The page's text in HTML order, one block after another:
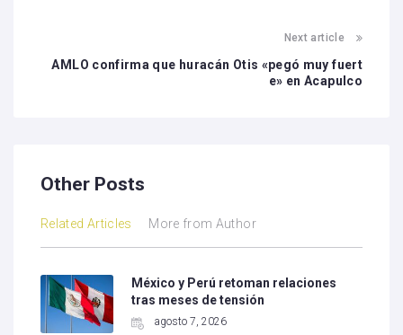
Next article
AMLO confirma que huracán Otis «pegó muy fuert
e» en Acapulco
Other Posts
Related Articles More from Author
México y Perú retoman relaciones
tras meses de tensión
agosto 7, 2026